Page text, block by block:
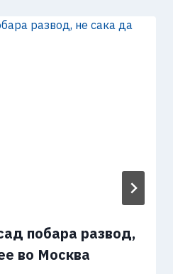
побара развод,
во Москва